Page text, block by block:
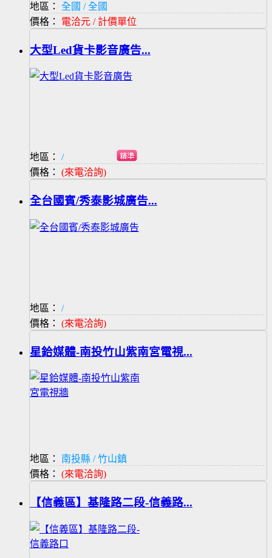
地區：
全國 / 全國
價格： 電洽元 / 計價單位
大型Led貨卡影音廣告...
地區：
/
價格： (來電洽詢)
全台國賓/秀泰影城廣告...
地區：
/
價格： (來電洽詢)
星鉿媒體-南投竹山紫南宮電視...
地區：
南投縣 / 竹山鎮
價格： (來電洽詢)
【信義區】基隆路二段-信義路...